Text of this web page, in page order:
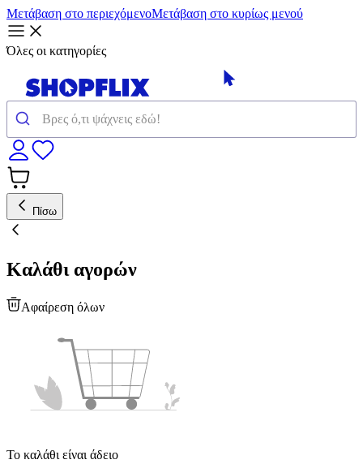
Μετάβαση στο περιεχόμενοΜετάβαση στο κυρίως μενού
Όλες οι κατηγορίες
Πίσω
Καλάθι αγορών
Αφαίρεση όλων
Το καλάθι είναι άδειο